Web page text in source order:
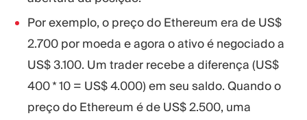
Por exemplo, o preço do Ethereum era de US$
2.700 por moeda e agora o ativo é negociado a
US$ 3.100. Um trader recebe a diferença (US$
400 * 10 = US$ 4.000) em seu saldo. Quando o
preço do Ethereum é de US$ 2.500, uma